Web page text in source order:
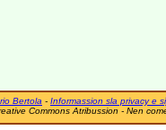
Bertola - Informassion sla privacy e
Commons Atribussion - Nen